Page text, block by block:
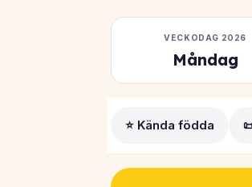
VECKODAG 2026
Måndag
⭐ Kända födda